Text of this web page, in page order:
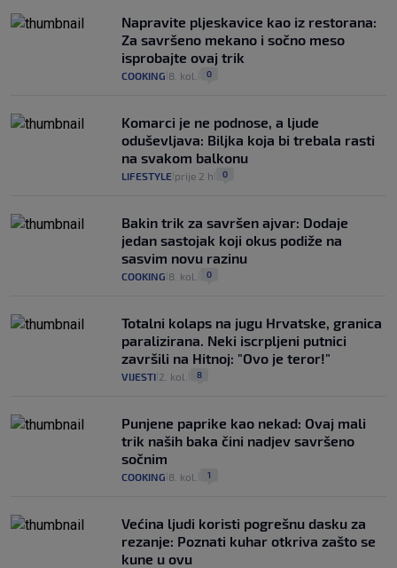
Napravite pljeskavice kao iz restorana:
Za savršeno mekano i sočno meso
isprobajte ovaj trik
COOKING 8. kol. 0
Komarci je ne podnose, a ljude
oduševljava: Biljka koja bi trebala rasti
na svakom balkonu
LIFESTYLE prije 2 h 0
Bakin trik za savršen ajvar: Dodaje
jedan sastojak koji okus podiže na
sasvim novu razinu
COOKING 8. kol. 0
Totalni kolaps na jugu Hrvatske, granica
paralizirana. Neki iscrpljeni putnici
završili na Hitnoj: "Ovo je teror!"
VIJESTI 2. kol. 8
Punjene paprike kao nekad: Ovaj mali
trik naših baka čini nadjev savršeno
sočnim
COOKING 8. kol. 1
Većina ljudi koristi pogrešnu dasku za
rezanje: Poznati kuhar otkriva zašto se
kune u ovu